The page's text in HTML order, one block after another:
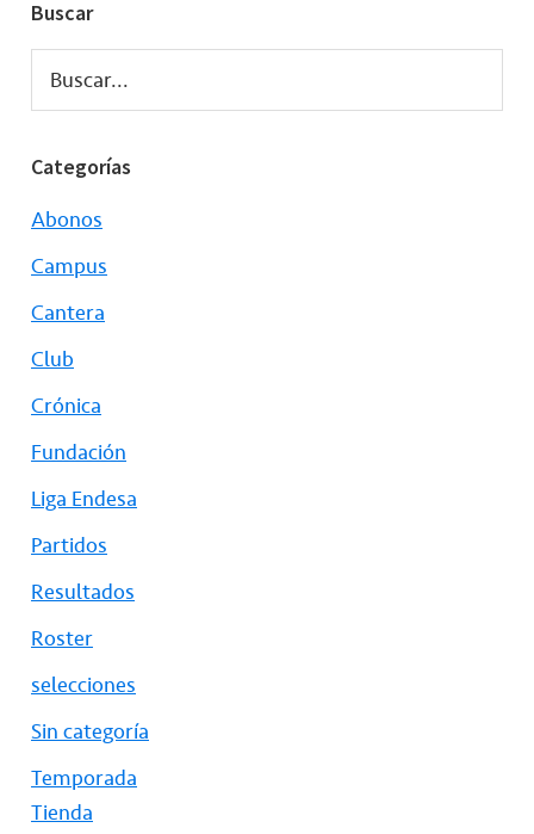
Buscar
Buscar...
Categorías
Abonos
Campus
Cantera
Club
Crónica
Fundación
Liga Endesa
Partidos
Resultados
Roster
selecciones
Sin categoría
Temporada
Tienda